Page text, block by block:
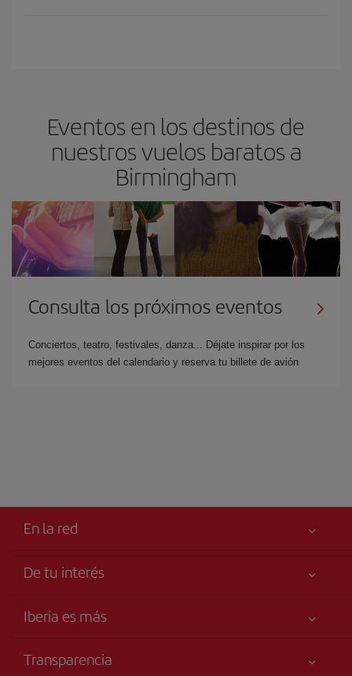
Eventos en los destinos de
nuestros vuelos baratos a
Birmingham
Consulta los próximos eventos
Conciertos, teatro, festivales, danza... Déjate inspirar por los
mejores eventos del calendario y reserva tu billete de avión
En la red
De tu interés
Accesibilidad
Iberia es más
Grupo Iberia
Transparencia